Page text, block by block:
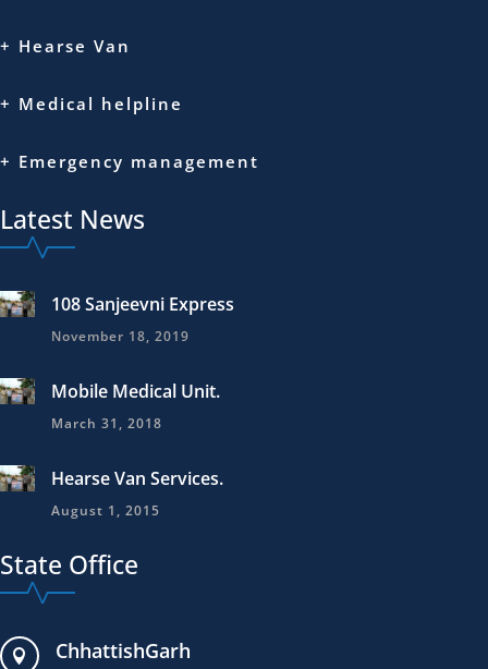
+ Hearse Van
+ Medical helpline
+ Emergency management
Latest News
108 Sanjeevni Express
November 18, 2019
Mobile Medical Unit.
March 31, 2018
Hearse Van Services.
August 1, 2015
State Office
 ChhattishGarh